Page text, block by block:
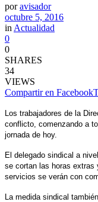
por avisador
octubre 5, 2016
in Actualidad
0
0
SHARES
34
VIEWS
Compartir en Facebook
Los trabajadores de la
conflicto, comenzando a
jornada de hoy.
El delegado sindical a
se cortan las horas extras
servicios se verán con
La medida sindical